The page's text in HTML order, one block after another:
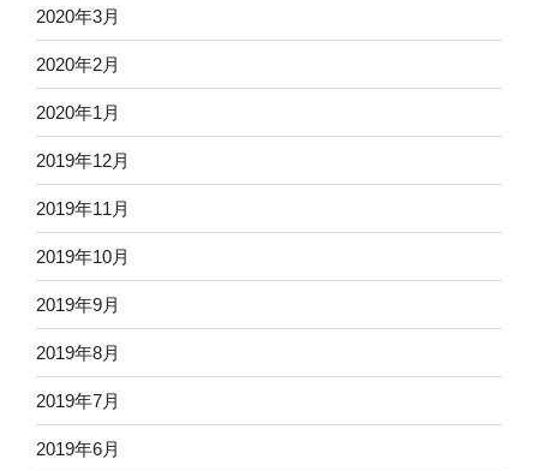
2020年3月
2020年2月
2020年1月
2019年12月
2019年11月
2019年10月
2019年9月
2019年8月
2019年7月
2019年6月